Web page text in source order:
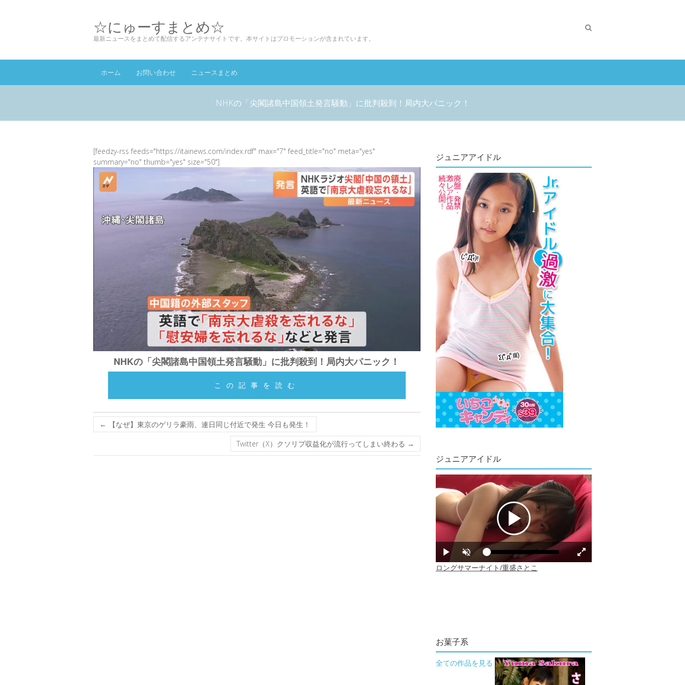
☆にゅーすまとめ☆
最新ニュースをまとめて配信するアンテナサイトです。本サイトはプロモーションが含まれています。
ホーム お問い合わせ ニュースまとめ
NHKの「尖閣諸島中国領土発言騒動」に批判殺到！局内大パニック！
[feedzy-rss feeds="https://itainews.com/index.rdf" max="7" feed_title="no" meta="yes"
summary="no" thumb="yes" size="50"]
NHKの「尖閣諸島中国領土発言騒動」に批判殺到！局内大パニック！
この記事を読む
←
【なぜ】東京のゲリラ豪雨、連日同じ付近で発生 今日も発生！
Twitter（X）クソリプ収益化が流行ってしまい終わる →
ジュニアアイドル
ジュニアアイドル
お菓子系
全ての作品を見る